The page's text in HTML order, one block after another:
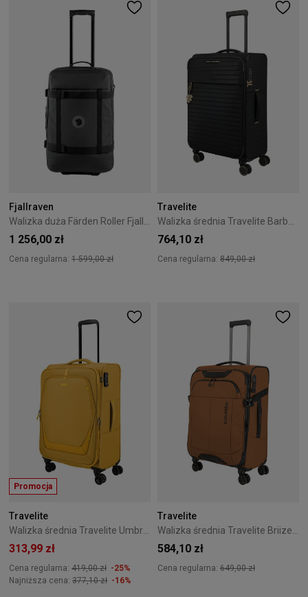
Fjallraven
1 256,00 zł
Cena regularna: 1 599,00 zł
Travelite
764,10 zł
Cena regularna: 849,00 zł
Promocja
Travelite
313,99 zł
Cena regularna: 419,00 zł -25%
Najniższa cena: 377,10 zł -16%
Travelite
584,10 zł
Cena regularna: 649,00 zł